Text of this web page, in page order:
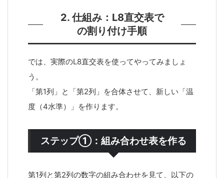
2. 仕組み：L8直交表で
の割り付け手順
では、実際のL8直交表を使ってやってみましょ
う。
「第1列」と「第2列」を合体させて、新しい「温
度（4水準）」を作ります。
ステップ①：組み合わせ表を作る
第1列と第2列の数字の組み合わせを見て、以下の